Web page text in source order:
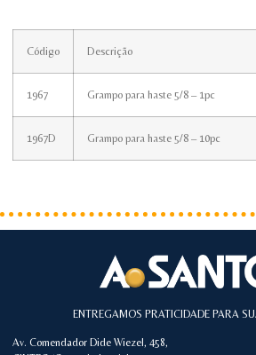
Código Descrição
1967 Grampo para haste 5/8 – 1pc
1967D Grampo para haste 5/8 – 10pc
ENTREGAMOS PRATICIDADE PARA
Av. Comendador Dide Wiezel, 458,